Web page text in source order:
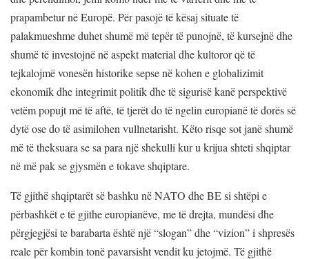
prapambetur në Europë. Për pasojë të kësaj situate të
palakmueshme duhet shumë më tepër të punojnë, të kursejnë dhe
shumë të investojnë në aspekt material dhe kultoror që të
tejkalojmë vonesën historike sepse në kohen e globalizimit
ekonomik dhe integrimit politik dhe të sigurisë kanë perspektivë
vetëm popujt më të aftë, të tjerët do të ngelin europianë të dorës së
dytë ose do të asimilohen vullnetarisht. Këto risqe sot janë shumë
më të theksuara se sa para një shekulli kur u krijua shteti shqiptar
në më pak se gjysmën e tokave shqiptare.
Të gjithë shqiptarët së bashku në NATO dhe BE si shtëpi e
përbashkët e të gjithe europianëve, me të drejta, mundësi dhe
përgjegjësi te barabarta është një “slogan” dhe “vizion” i shpresës
reale për kombin tonë pavarsisht vendit ku jetojmë. Të gjithë